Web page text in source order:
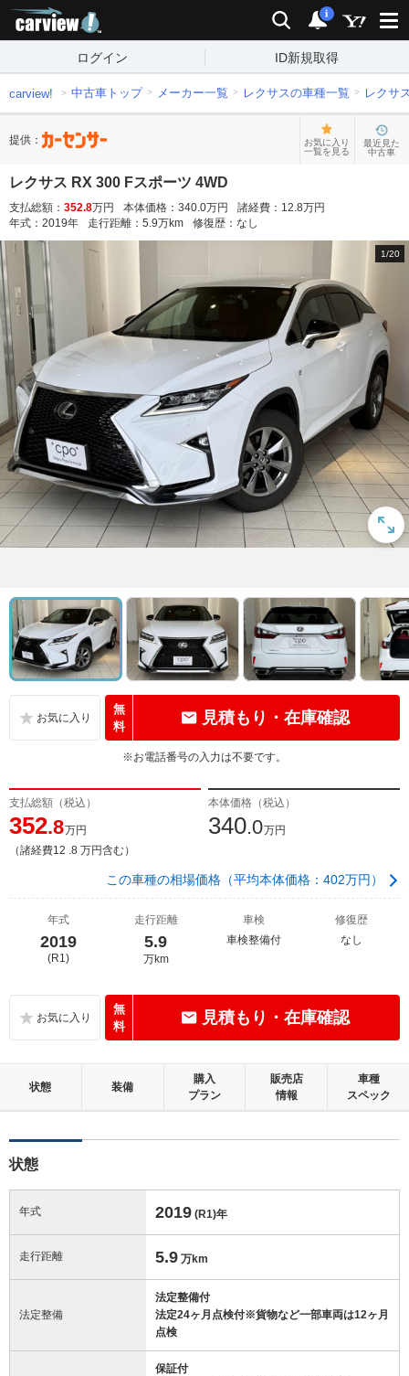
検索 通知
i
ログイン ID新規取得
carview! 中古車トップ メーカー一覧 レクサスの車種一覧 レクサ
提供：
お気に入り
一覧を見る
最近見た
中古車
レクサス RX 300 Fスポーツ 4WD
支払総額： 352.8万円 本体価格： 340.0万円 諸経費： 12.8万円
年式： 2019年 走行距離： 5.9万km 修復歴： なし
1/20
無
料
見積もり・在庫確認
※お電話番号の入力は不要です。
支払総額（税込）
352.8万円
（諸経費12 .8 万円含む）
本体価格（税込）
340.0万円
この車種の相場価格（平均本体価格：402万円）
年式
2019
(R1)
走行距離
5.9
万km
車検
車検整備付
修復歴
なし
無
料
見積もり・在庫確認
状態 装備
購入
プラン
販売店
情報
車種
スペック
状態
年式 2019 (R1)年
走行距離 5.9 万km
法定整備
法定整備付
法定24ヶ月点検付※貨物など一部車両は12ヶ月
点検
保証付